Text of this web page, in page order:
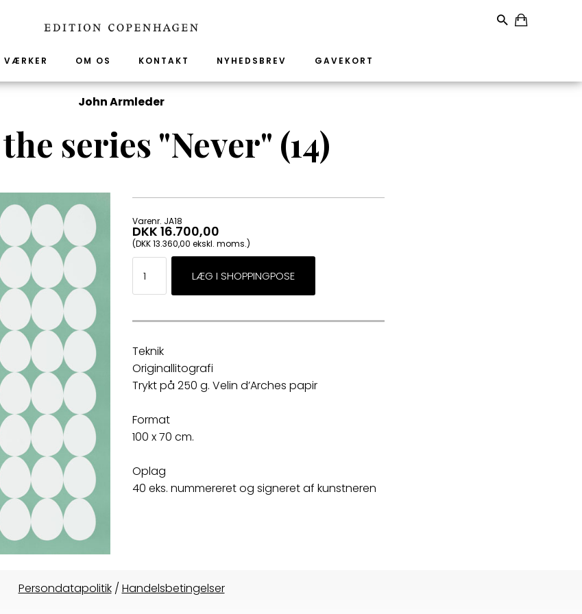
VÆRKER OM OS KONTAKT NYHEDSBREV GAVEKORT
John Armleder
series "Never" (14)
Varenr. JA18
DKK 16.700,00
(DKK 13.360,00 ekskl. moms.)
Teknik
Originallitografi
Trykt på 250 g. Velin d’Arches papir
Format
100 x 70 cm.
Oplag
40 eks. nummereret og signeret af kunstneren
Persondatapolitik/ Handelsbetingelser